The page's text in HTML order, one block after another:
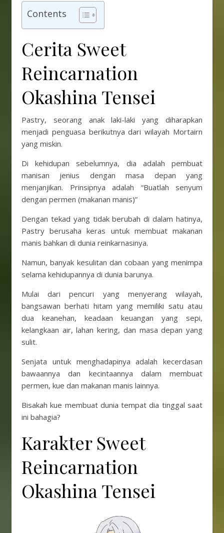
Contents
Cerita Sweet
Reincarnation
Okashina Tensei
Pastry, seorang anak laki-laki yang diharapkan
menjadi penguasa berikutnya dari wilayah Mortairn
yang miskin.
Di kehidupan sebelumnya, dia adalah pembuat
manisan jenius dengan masa depan yang
menjanjikan. Prinsipnya adalah “Buatlah senyum
dengan permen (makanan manis)”
Dengan tekad yang tidak berubah di dalam hatinya,
Pastry berusaha keras untuk membuat makanan
manis bahkan di dunia reinkarnasinya.
Namun, banyak kesulitan dan cobaan yang menimpa
selama kehidupannya di dunia barunya.
Mulai dari pencuri yang menyerang wilayah,
bangsawan berhati hitam yang memiliki satu atau
dua keanehan, keadaan keuangan yang sepi,
kelangkaan air, lahan kering, dan masa depan yang
sulit.
Senjata untuk menghadapinya adalah kecerdasan
bawaannya dan kecintaannya dalam membuat
permen, kue dan makanan manis lainnya.
Bisakah kue membuat dunia tempat dia tinggal saat
ini bahagia?
Karakter Sweet
Reincarnation
Okashina Tensei